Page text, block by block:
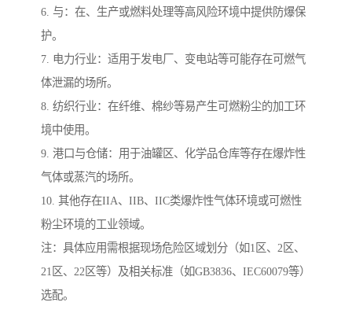
6. 与：在、生产或燃料处理等高风险环境中提供防爆保
护。
7. 电力行业：适用于发电厂、变电站等可能存在可燃气
体泄漏的场所。
8. 纺织行业：在纤维、棉纱等易产生可燃粉尘的加工环
境中使用。
9. 港口与仓储：用于油罐区、化学品仓库等存在爆炸性
气体或蒸汽的场所。
10. 其他存在IIA、IIB、IIC类爆炸性气体环境或可燃性
粉尘环境的工业领域。
注：具体应用需根据现场危险区域划分（如1区、2区、
21区、22区等）及相关标准（如GB3836、IEC60079等）
选配。